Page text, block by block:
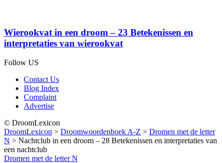
Wierookvat in een droom – 23 Betekenissen en
interpretaties van wierookvat
Follow US
Contact Us
Blog Index
Complaint
Advertise
© DroomLexicon
DroomLexicon > Droomwoordenboek A-Z > Dromen met de letter
N > Nachtclub in een droom – 28 Betekenissen en interpretaties van
een nachtclub
Dromen met de letter N